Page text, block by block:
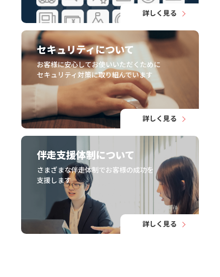
詳しく見る
セキュリティについて
お客様に安心してお使いいただくために
セキュリティ対策に取り組んでいます
詳しく見る
伴走支援体制について
さまざまな伴走体制でお客様の成功を
支援します
詳しく見る